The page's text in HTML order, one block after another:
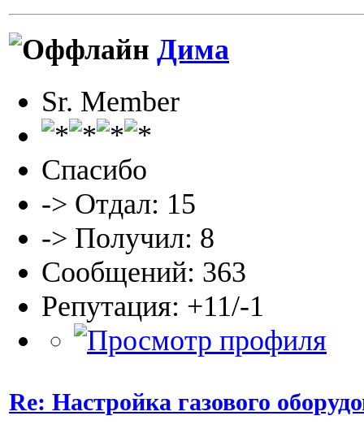
Дима
Sr. Member
Спасибо
-> Отдал: 15
-> Получил: 8
Сообщений: 363
Репутация: +11/-1
Re: Настройка газового